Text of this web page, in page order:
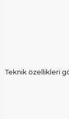
Teknik özellikleri